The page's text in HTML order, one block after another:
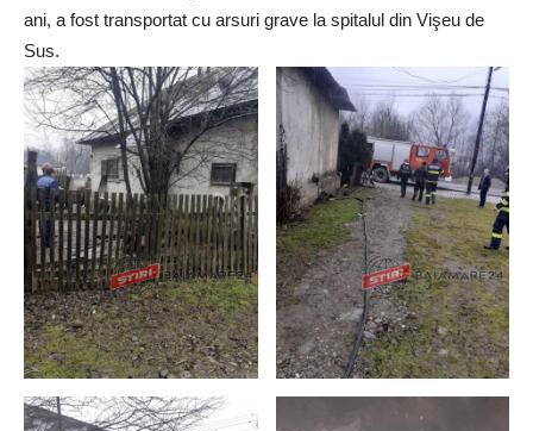
ani, a fost transportat cu arsuri grave la spitalul din Vişeu de
Sus.